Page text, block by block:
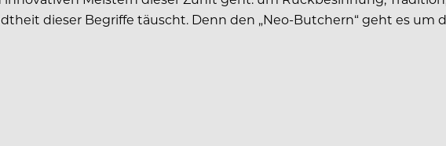
dieser Begriffe täuscht. Denn den „Neo-Butchern“ geht es um